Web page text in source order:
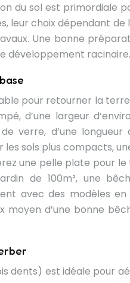
du sol est primordiale
leur choix dépendant
Une bonne
développement racinaire.
pour retourner la
d’une largeur
verre, d’une longueur
les sols plus compacts,
une pelle plate pour
de 100m², une
avec des modèles
moyen d’une bonne
dents) est idéale pour